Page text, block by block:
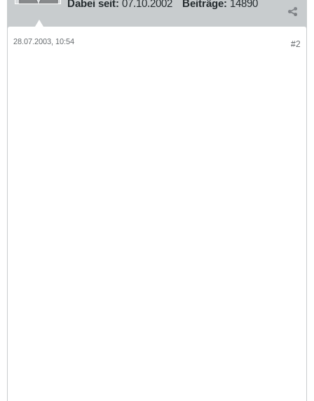
Dabei seit: 07.10.2002 Beiträge: 14890
#2
28.07.2003, 10:54